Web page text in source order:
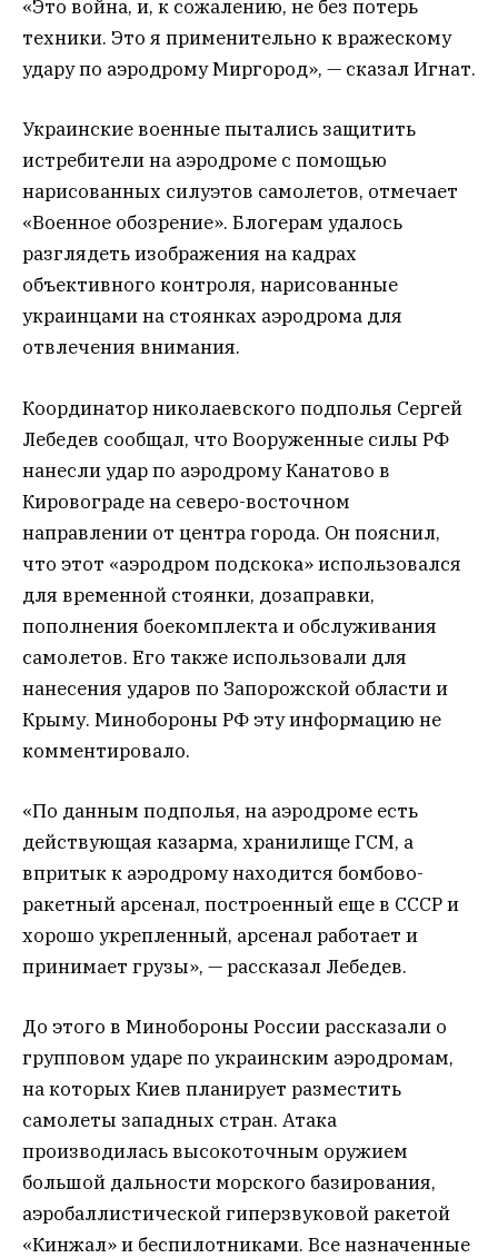
«Это война, и, к сожалению, не без потерь
техники. Это я применительно к вражескому
удару по аэродрому Миргород», — сказал Игнат.
Украинские военные пытались защитить
истребители на аэродроме с помощью
нарисованных силуэтов самолетов, отмечает
«Военное обозрение». Блогерам удалось
разглядеть изображения на кадрах
объективного контроля, нарисованные
украинцами на стоянках аэродрома для
отвлечения внимания.
Координатор николаевского подполья Сергей
Лебедев сообщал, что Вооруженные силы РФ
нанесли удар по аэродрому Канатово в
Кировограде на северо-восточном
направлении от центра города. Он пояснил,
что этот «аэродром подскока» использовался
для временной стоянки, дозаправки,
пополнения боекомплекта и обслуживания
самолетов. Его также использовали для
нанесения ударов по Запорожской области и
Крыму. Минобороны РФ эту информацию не
комментировало.
«По данным подполья, на аэродроме есть
действующая казарма, хранилище ГСМ, а
впритык к аэродрому находится бомбово-
ракетный арсенал, построенный еще в СССР и
хорошо укрепленный, арсенал работает и
принимает грузы», — рассказал Лебедев.
До этого в Минобороны России рассказали о
групповом ударе по украинским аэродромам,
на которых Киев планирует разместить
самолеты западных стран. Атака
производилась высокоточным оружием
большой дальности морского базирования,
аэробаллистической гиперзвуковой ракетой
«Кинжал» и беспилотниками. Все назначенные